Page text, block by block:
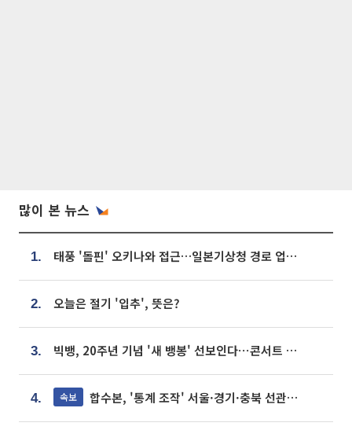
많이 본 뉴스
1. 태풍 '돌핀' 오키나와 접근…일본기상청 경로 업데이트
2. 오늘은 절기 '입추', 뜻은?
3. 빅뱅, 20주년 기념 '새 뱅봉' 선보인다⋯콘서트 앞두고 팝업 개최
4. 속보 합수본, '통계 조작' 서울·경기·충북 선관위 등 추가 압수수색